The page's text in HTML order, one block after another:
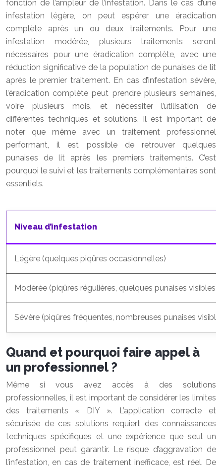
fonction de l’ampleur de l’infestation. Dans le cas d’une
infestation légère, on peut espérer une éradication
complète après un ou deux traitements. Pour une
infestation modérée, plusieurs traitements seront
nécessaires pour une éradication complète, avec une
réduction significative de la population de punaises de lit
après le premier traitement. En cas d’infestation sévère,
l’éradication complète peut prendre plusieurs semaines,
voire plusieurs mois, et nécessiter l’utilisation de
différentes techniques et solutions. Il est important de
noter que même avec un traitement professionnel
performant, il est possible de retrouver quelques
punaises de lit après les premiers traitements. C’est
pourquoi le suivi et les traitements complémentaires sont
essentiels.
Niveau d’infestation
Légère (quelques piqûres occasionnelles)
Modérée (piqûres régulières, quelques punaises visibles)
Sévère (piqûres fréquentes, nombreuses punaises
Quand et pourquoi faire appel à
un professionnel ?
Même si vous avez accès à des solutions
professionnelles, il est important de considérer les limites
des traitements « DIY ». L’application correcte et
sécurisée de ces solutions requiert des connaissances
techniques spécifiques et une expérience que seul un
professionnel peut garantir. Le risque d’aggravation de
l’infestation, en cas de traitement inefficace, est réel. De